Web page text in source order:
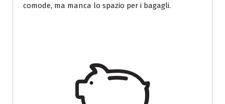
comode, ma manca lo spazio per i bagagli.